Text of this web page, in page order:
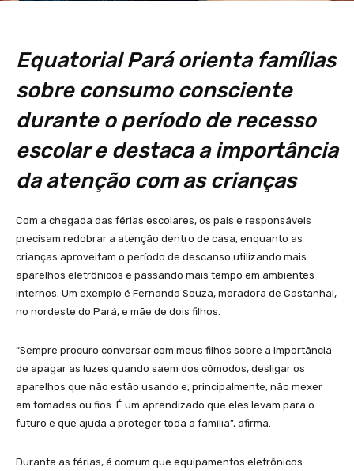
Equatorial Pará orienta famílias
sobre consumo consciente
durante o período de recesso
escolar e destaca a importância
da atenção com as crianças
Com a chegada das férias escolares, os pais e responsáveis
precisam redobrar a atenção dentro de casa, enquanto as
crianças aproveitam o período de descanso utilizando mais
aparelhos eletrônicos e passando mais tempo em ambientes
internos. Um exemplo é Fernanda Souza, moradora de Castanhal,
no nordeste do Pará, e mãe de dois filhos.
“Sempre procuro conversar com meus filhos sobre a importância
de apagar as luzes quando saem dos cômodos, desligar os
aparelhos que não estão usando e, principalmente, não mexer
em tomadas ou fios. É um aprendizado que eles levam para o
futuro e que ajuda a proteger toda a família”, afirma.
Durante as férias, é comum que equipamentos eletrônicos